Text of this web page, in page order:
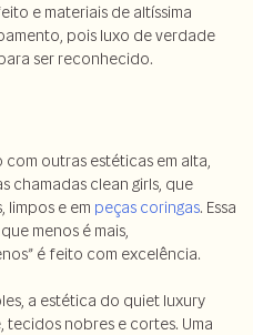
e materiais de altíssima
pois luxo de verdade
ser reconhecido.
outras estéticas em alta,
chamadas clean girls, que
limpos e em peças coringas. Essa
menos é mais,
é feito com excelência.
a estética do quiet luxury
nobres e cortes. Uma